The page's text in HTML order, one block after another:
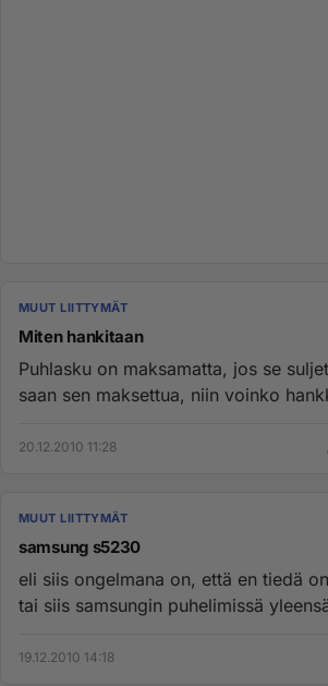
MUUT LIITTYMÄT
Miten hankitaan
Puhlasku on maksamatta, jos se
saan sen maksettua, niin voinko
20.12.2010 11:28
MUUT LIITTYMÄT
samsung s5230
eli siis ongelmana on, että en tiedä
tai siis samsungin puhelimissä
19.12.2010 14:18